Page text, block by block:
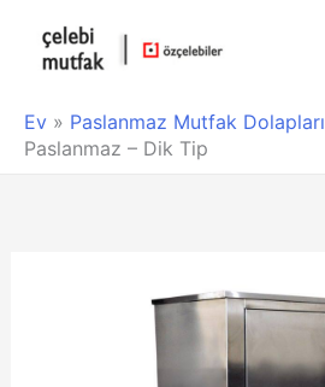
Ev » Paslanmaz Mutfak Dolapları
Paslanmaz – Dik Tip